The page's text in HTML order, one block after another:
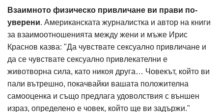
Взаимното физическо привличане ви прави по-
уверени. Американската журналистка и автор на книги
за взаимоотношенията между жени и мъже Ирис
Краснов казва: "Да чувствате сексуално привличане и
да се чувствате сексуално привлекателни е
животворна сила, като никоя друга… Човекът, който ви
пали вътрешно, покачвайки вашата положителна
самооценка и също предлага удоволствия с външен
израз, определено е човек, който ще ви задържи."